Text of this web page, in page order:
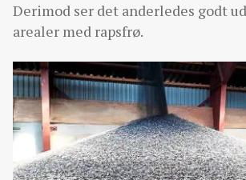
Derimod ser det anderledes godt
arealer med rapsfrø.